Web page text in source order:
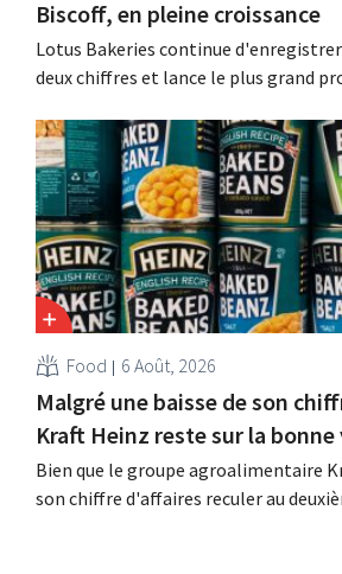
Biscoff, en pleine croissance
Lotus Bakeries continue d'enregistrer
deux chiffres et lance le plus grand
capacité de production de Biscoff : «
cette opportunité ».
Food 6 Août, 2026
Malgré une baisse de son
Kraft Heinz reste sur la bonne
Bien que le groupe agroalimentaire
son chiffre d'affaires reculer au